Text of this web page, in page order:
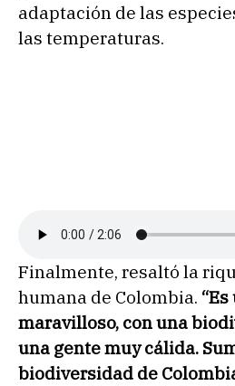
adaptación de las
las temperaturas.
Finalmente, resaltó la
humana de Colombia.
maravilloso, con una
una gente muy cálida.
biodiversidad de